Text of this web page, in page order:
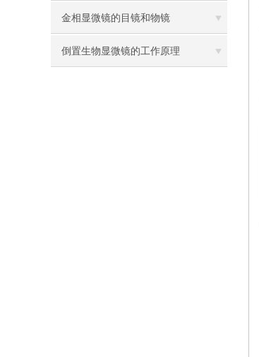
金相显微镜的目镜和物镜
倒置生物显微镜的工作原理